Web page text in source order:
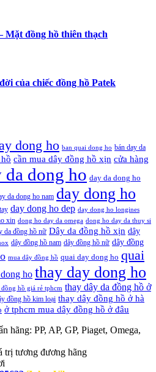
Mặt đồng hồ thiên thạch
của chiếc đồng hồ Patek
dong ho ban quai dong ho bán day da
cần mua dây đồng hồ xịn cửa hàng
da dong ho day da dong ho
da dong ho nam day dong ho
day dong ho dep day dong ho longines
xin dong ho day da omega dong ho day da thuy si
da đồng hồ nữ Dây da đồng hồ xịn dây
dây đồng hồ nam dây đồng hồ nữ dây đồng
mua dây đồng hồ quai day dong ho quai
ho thay day dong ho
hồ giá rẻ tphcm thay dây da đồng hồ ở
đồng hồ kim loại thay dây đồng hồ ở hà
ở tphcm mua dây đồng hồ ở đâu
hãng: PP, AP, GP, Piaget, Omega,
trị tương đương hãng